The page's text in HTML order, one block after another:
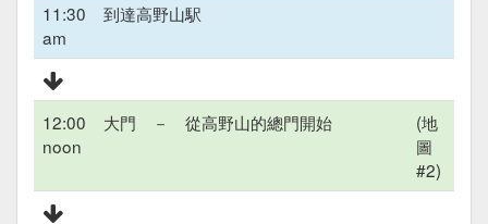
11:30
am
到達高野山駅
12:00
noon
大門 － 從高野山的總門開始
(地
圖
#2)